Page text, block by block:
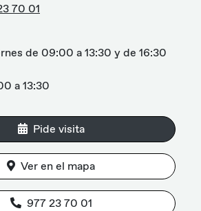
70 01
de 09:00 a 13:30 y de 16:30
a 13:30
Pide visita
Ver en el mapa
977 23 70 01